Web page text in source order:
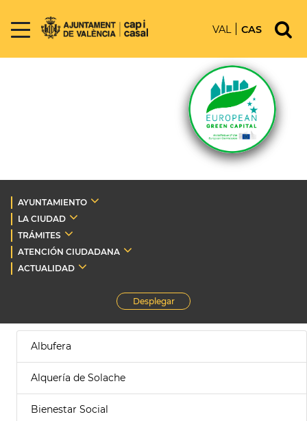
VAL CAS
AYUNTAMIENTO
LA CIUDAD
TRÁMITES
ATENCIÓN CIUDADANA
ACTUALIDAD
Desplegar
Albufera
Alquería de Solache
Bienestar Social